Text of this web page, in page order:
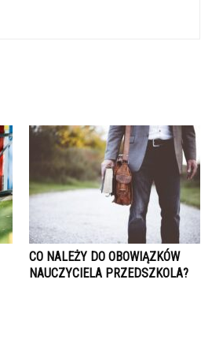
CO NALEŻY DO OBOWIĄZKÓW
NAUCZYCIELA PRZEDSZKOLA?